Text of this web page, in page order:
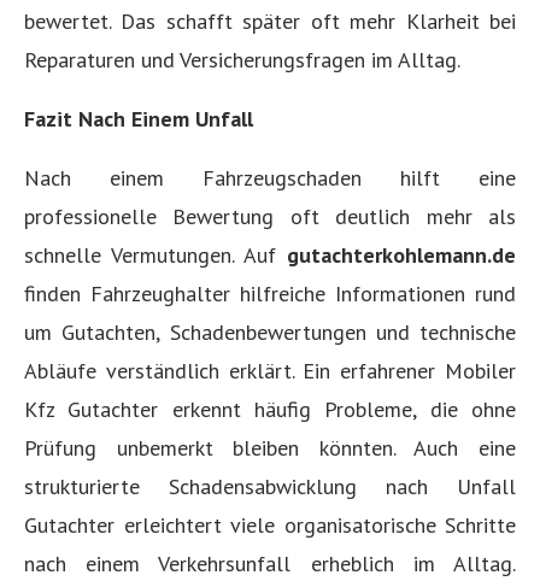
bewertet. Das schafft später oft mehr Klarheit bei
Reparaturen und Versicherungsfragen im Alltag.
Fazit Nach Einem Unfall
Nach einem Fahrzeugschaden hilft eine
professionelle Bewertung oft deutlich mehr als
schnelle Vermutungen. Auf gutachterkohlemann.de
finden Fahrzeughalter hilfreiche Informationen rund
um Gutachten, Schadenbewertungen und technische
Abläufe verständlich erklärt. Ein erfahrener Mobiler
Kfz Gutachter erkennt häufig Probleme, die ohne
Prüfung unbemerkt bleiben könnten. Auch eine
strukturierte Schadensabwicklung nach Unfall
Gutachter erleichtert viele organisatorische Schritte
nach einem Verkehrsunfall erheblich im Alltag.